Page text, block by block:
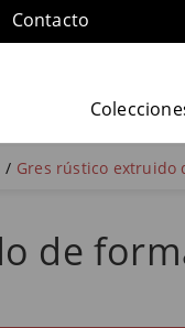
Contacto
Gres rústico extruido
de